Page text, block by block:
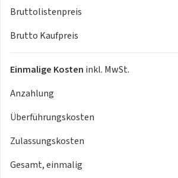
Schaltung
Technik
- Traktionskontrolle
- Servo-Lenkung
- Schadstoffklasse Euro 6e
- Multifunktionslenkrad
- Motor-Start-Stopp-Funktion
Bruttolistenpreis
Brutto Kaufpreis
Einmalige Kosten inkl. MwSt.
Anzahlung
Überführungskosten
Zulassungskosten
Gesamt, einmalig